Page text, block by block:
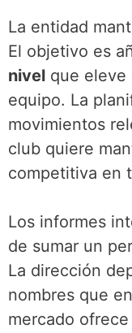
La entidad
El objetivo es
nivel que eleve
equipo. La
movimientos
club quiere
competitiva en
Los informes
de sumar un
La dirección
nombres que
mercado